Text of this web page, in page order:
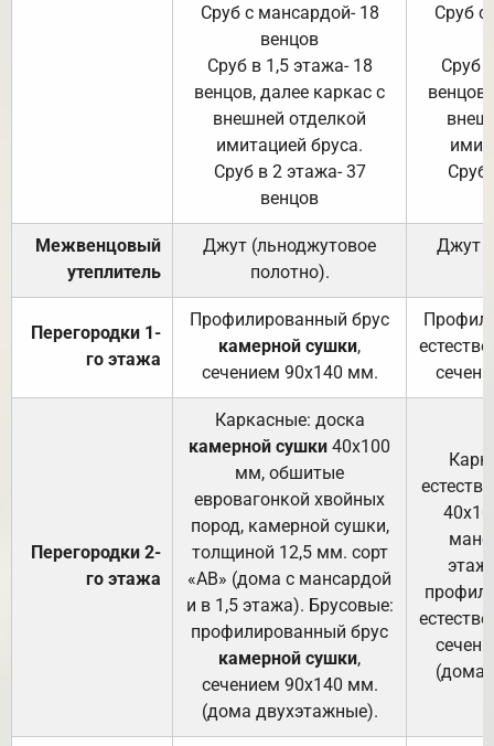
Сруб с мансардой- 18
венцов
Сруб в 1,5 этажа- 18
венцов, далее каркас с
внешней отделкой
имитацией бруса.
Сруб в 2 этажа- 37
венцов
Сруб с
Сруб
Сруб
Межвенцовый
утеплитель
Джут (льноджутовое
полотно).
Джут
Перегородки 1-
го этажа
Профилированный брус
камерной сушки,
сечением 90х140 мм.
Перегородки 2-
го этажа
Каркасные: доска
камерной сушки 40х100
мм, обшитые
евровагонкой хвойных
пород, камерной сушки,
толщиной 12,5 мм. сорт
«АВ» (дома с мансардой
и в 1,5 этажа). Брусовые:
профилированный брус
камерной сушки,
сечением 90х140 мм.
(дома двухэтажные).
(дома